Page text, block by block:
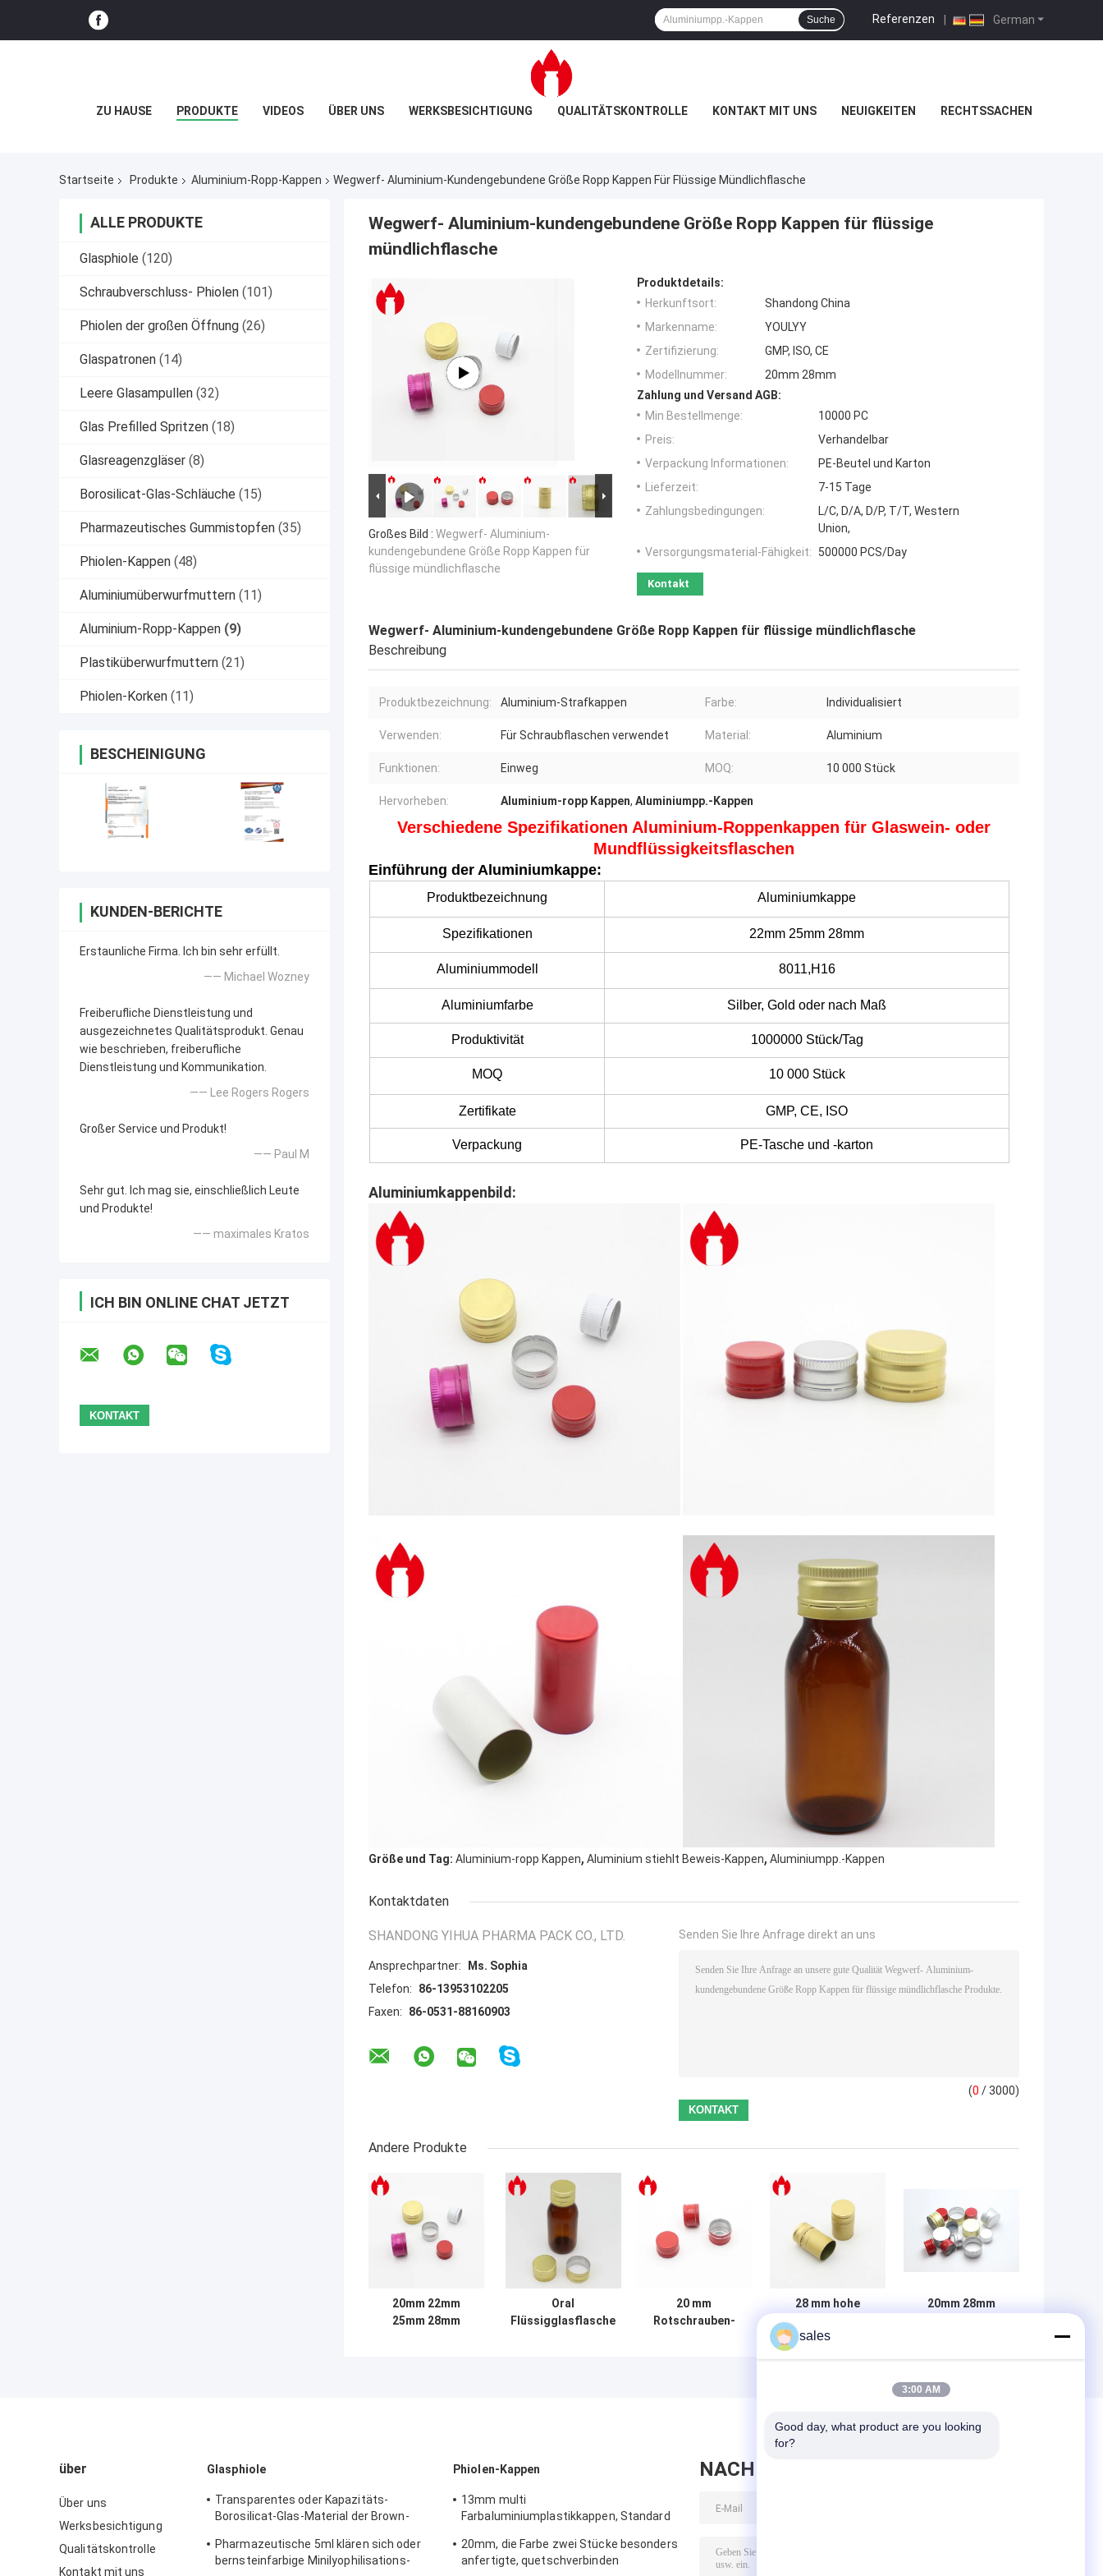
German
Referenzen |
Suche
ZU HAUSE PRODUKTE VIDEOS ÜBER UNS WERKSBESICHTIGUNG QUALITÄTSKONTROLLE KONTAKT MIT UNS NEUIGKEITEN RECHTSSACHEN
Startseite Produkte Aluminium-Ropp-Kappen Wegwerf- Aluminium-Kundengebundene Größe Ropp Kappen Für Flüssige Mündlichflasche
ALLE PRODUKTE
Glasphiole (120)
Schraubverschluss- Phiolen (101)
Phiolen der großen Öffnung (26)
Glaspatronen (14)
Leere Glasampullen (32)
Glas Prefilled Spritzen (18)
Glasreagenzgläser (8)
Borosilicat-Glas-Schläuche (15)
Pharmazeutisches Gummistopfen (35)
Phiolen-Kappen (48)
Aluminiumüberwurfmuttern (11)
Aluminium-Ropp-Kappen (9)
Plastiküberwurfmuttern (21)
Phiolen-Korken (11)
BESCHEINIGUNG
KUNDEN-BERICHTE
Erstaunliche Firma. Ich bin sehr erfüllt.
—— Michael Wozney
Freiberufliche Dienstleistung und
ausgezeichnetes Qualitätsprodukt. Genau
wie beschrieben, freiberufliche
Dienstleistung und Kommunikation.
—— Lee Rogers Rogers
Großer Service und Produkt!
—— Paul M
Sehr gut. Ich mag sie, einschließlich Leute
und Produkte!
—— maximales Kratos
ICH BIN ONLINE CHAT JETZT
Wegwerf- Aluminium-kundengebundene Größe Ropp Kappen für flüssige
mündlichflasche
Großes Bild : Wegwerf- Aluminium-
kundengebundene Größe Ropp Kappen für
flüssige mündlichflasche
Produktdetails:
Herkunftsort:
Shandong China
Markenname:
YOULYY
Zertifizierung:
GMP, ISO, CE
Modellnummer:
20mm 28mm
Zahlung und Versand AGB:
Min Bestellmenge:
10000 PC
Preis:
Verhandelbar
Verpackung Informationen:
PE-Beutel und Karton
Lieferzeit:
7-15 Tage
Zahlungsbedingungen:
L/C, D/A, D/P, T/T, Western
Union,
Versorgungsmaterial-Fähigkeit:
500000 PCS/Day
Kontakt
Wegwerf- Aluminium-kundengebundene Größe Ropp Kappen für flüssige mündlichflasche
Beschreibung
Produktbezeichnung: Aluminium-Strafkappen Farbe: Individualisiert
Verwenden: Für Schraubflaschen verwendet Material: Aluminium
Funktionen: Einweg MOQ: 10 000 Stück
Hervorheben: Aluminium-ropp Kappen, Aluminiumpp.-Kappen
Verschiedene Spezifikationen Aluminium-Roppenkappen für Glaswein- oder
Mundflüssigkeitsflaschen
Einführung der Aluminiumkappe:
Produktbezeichnung Aluminiumkappe
Spezifikationen 22mm 25mm 28mm
Aluminiummodell 8011,H16
Aluminiumfarbe Silber, Gold oder nach Maß
Produktivität 1000000 Stück/Tag
MOQ 10 000 Stück
Zertifikate GMP, CE, ISO
Verpackung PE-Tasche und -karton
Aluminiumkappenbild:
Größe und Tag: Aluminium-ropp Kappen, Aluminium stiehlt Beweis-Kappen, Aluminiumpp.-Kappen
Kontaktdaten
SHANDONG YIHUA PHARMA PACK CO., LTD.
Ansprechpartner:
Ms. Sophia
Telefon:
86-13953102205
Faxen:
86-0531-88160903
Senden Sie Ihre Anfrage direkt an uns
(0 / 3000)
Andere Produkte
20mm 22mm
25mm 28mm
Oral
Flüssigglasflasche
20 mm
Rotschrauben-
28 mm hohe
Strafkappe für
20mm 28mm
Glasflasche
über
Über uns
Werksbesichtigung
Qualitätskontrolle
Kontakt mit uns
Glasphiole
Transparentes oder Kapazitäts-
Borosilicat-Glas-Material der Brown-
Pharmazeutische 5ml klären sich oder
bernsteinfarbige Minilyophilisations-
Phiolen-Kappen
13mm multi
Farbaluminiumplastikkappen, Standard
20mm, die Farbe zwei Stücke besonders
anfertigte, quetschverbinden
NACHRICHT HINTERLASSEN
sales
3:00 AM
Good day, what product are you looking
for?